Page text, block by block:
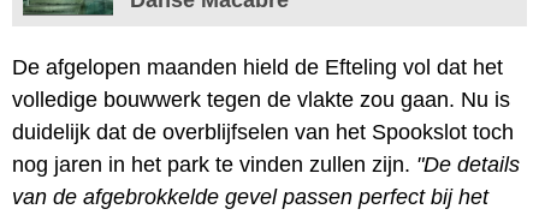
De afgelopen maanden hield de Efteling vol dat het
volledige bouwwerk tegen de vlakte zou gaan. Nu is
duidelijk dat de overblijfselen van het Spookslot toch
nog jaren in het park te vinden zullen zijn. "De details
van de afgebrokkelde gevel passen perfect bij het